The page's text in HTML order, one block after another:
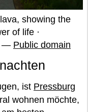
showing the
of life ·
— Public domain
ist Pressburg
wohnen möchte,